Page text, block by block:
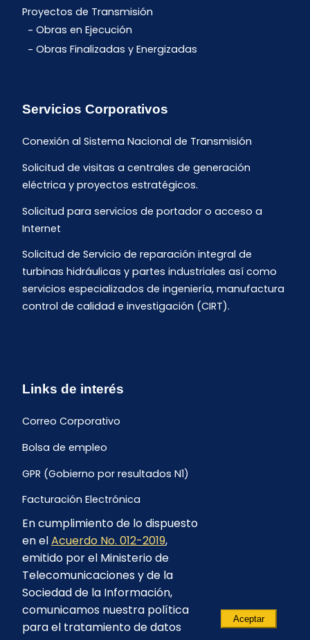
Proyectos de Transmisión
Obras en Ejecución
Obras Finalizadas y Energizadas
Servicios Corporativos
Conexión al Sistema Nacional de Transmisión
Solicitud de visitas a centrales de generación
eléctrica y proyectos estratégicos.
Solicitud para servicios de portador o acceso a
Internet
Solicitud de Servicio de reparación integral de
turbinas hidráulicas y partes industriales así como
servicios especializados de ingeniería, manufactura
control de calidad e investigación (CIRT).
Links de interés
Correo Corporativo
Bolsa de empleo
GPR (Gobierno por resultados N1)
Facturación Electrónica
Archivo Histórico de Facturación
Portal Ambiental y Social
Proyecto Geotérmico Chachimbiro
Contratación consultoría mediante “Lista Corta”
Reglamento de Procesos Asociativos
En cumplimiento de lo dispuesto
en elAcuerdo No. 012-2019,
emitido por el Ministerio de
Telecomunicaciones y de la
Sociedad de la Información,
comunicamos nuestra política
para el tratamiento de datos
Aceptar